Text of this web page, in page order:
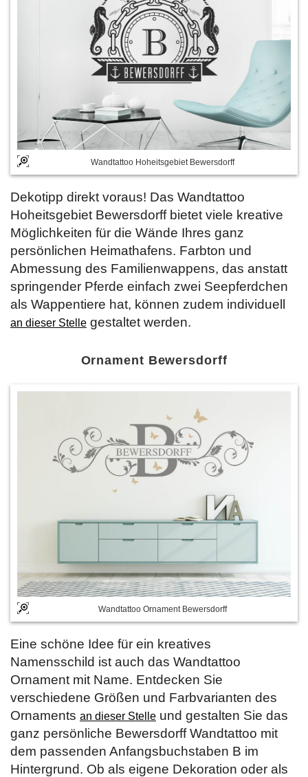
Wandtattoo Hoheitsgebiet Bewersdorff
Dekotipp direkt voraus! Das Wandtattoo
Hoheitsgebiet Bewersdorff bietet viele kreative
Möglichkeiten für die Wände Ihres ganz
persönlichen Heimathafens. Farbton und
Abmessung des Familienwappens, das anstatt
springender Pferde einfach zwei Seepferdchen
als Wappentiere hat, können zudem individuell
an dieser Stelle gestaltet werden.
Ornament Bewersdorff
Wandtattoo Ornament Bewersdorff
Eine schöne Idee für ein kreatives
Namensschild ist auch das Wandtattoo
Ornament mit Name. Entdecken Sie
verschiedene Größen und Farbvarianten des
Ornaments an dieser Stelle und gestalten Sie das
ganz persönliche Bewersdorff Wandtattoo mit
dem passenden Anfangsbuchstaben B im
Hintergrund. Ob als eigene Dekoration oder als